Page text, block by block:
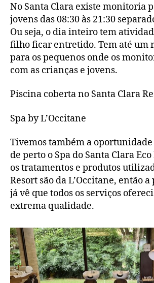
No Santa Clara existe monitoria
jovens das 08:30 às 21:30
Ou seja, o dia inteiro tem
filho ficar entretido. Tem até um
para os pequenos onde os
com as crianças e jovens.
Piscina coberta no Santa Clara
Spa by L’Occitane
Tivemos também a
de perto o Spa do Santa Clara
os tratamentos e produtos
Resort são da L’Occitane, então
já vê que todos os serviços
extrema qualidade.